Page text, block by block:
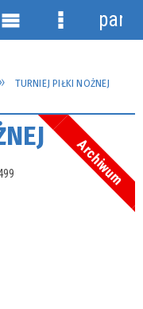
TURNIEJ PIŁKI NOŻNEJ
Archiwum
Menu
panel